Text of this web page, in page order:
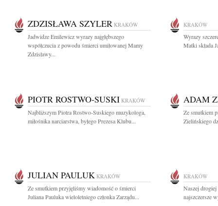
ZDZISŁAWA SZYLER KRAKÓW
Jadwidze Emilewicz wyrazy najgłębszego
współczucia z powodu śmierci umiłowanej Mamy
Zdzisławy...
KRAKÓW
Wyrazy
Matki składa
PIOTR ROSTWO-SUSKI KRAKÓW
Najbliższym Piotra Rostwo-Suskiego muzykologa,
miłośnika narciarstwa, byłego Prezesa Klubu...
ADAM
Ze smutkiem
Zielińskiego
JULIAN PAULUK KRAKÓW
Ze smutkiem przyjęliśmy wiadomość o śmierci
Juliana Pauluka wieloletniego członka Zarządu...
KRAKÓW
Naszej
najszczersze